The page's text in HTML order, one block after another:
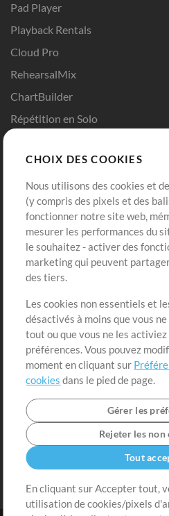
Pad Player
Playback Rentals
Cloud Pro
RehearsalMix
ChartBuilder
Répétition en Solo
Modèles ProPresenter
Sons
Boutique
Acheter des crédits
Contenu gratuit
Demander les pistes
Extras
Sessions
Soumettre votre contenu
Listes de lecture
Conférence MT
CHOIX DES COOKIES
Nous utilisons des cookies et
(y compris des pixels et des
fonctionner notre site web,
mesurer les performances du
le souhaitez - activer des
marketing qui peuvent
des tiers.
Les cookies non essentiels et
désactivés à moins que vous
tout ou que vous ne les
préférences. Vous pouvez
moment en cliquant sur
cookies dans le pied de page.
Gérer les
Rejeter les non
Tout
En cliquant sur Accepter tout,
utilisation de cookies/pixels